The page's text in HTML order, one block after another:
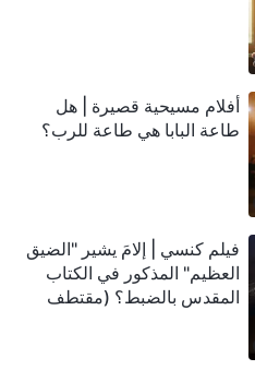
أفلام مسيحية قصيرة | هل
طاعة البابا هي طاعة للرب؟
فيلم كنسي | إلامَ يشير "الضيق
العظيم" المذكور في الكتاب
المقدس بالضبط؟ (مقتطف